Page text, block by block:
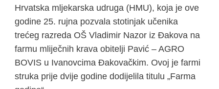
Hrvatska mljekarska udruga (HMU), koja je ove
godine 25. rujna pozvala stotinjak učenika
trećeg razreda OŠ Vladimir Nazor iz Đakova na
farmu mliječnih krava obitelji Pavić – AGRO
BOVIS u Ivanovcima Đakovačkim. Ovoj je farmi
struka prije dvije godine dodijelila titulu „Farma